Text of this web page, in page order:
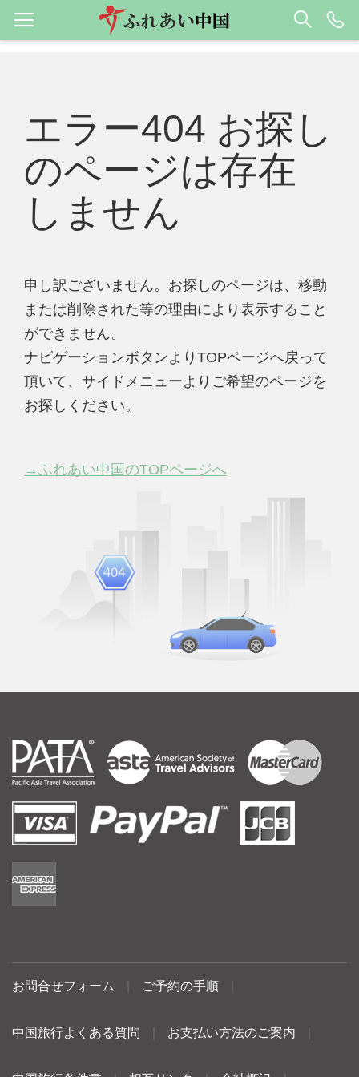
エラー404 お探し
のページは存在
しません
申し訳ございません。お探しのページは、移動
または削除された等の理由により表示すること
ができません。
ナビゲーションボタンよりTOPページへ戻って
頂いて、サイドメニューよりご希望のページを
お探しください。
→ふれあい中国のTOPページへ
お問合せフォーム ご予約の手順
中国旅行よくある質問 お支払い方法のご案内